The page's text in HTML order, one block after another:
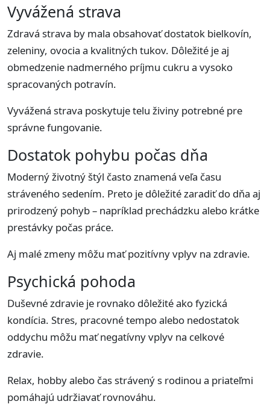
Vyvážená strava
Zdravá strava by mala obsahovať dostatok bielkovín,
zeleniny, ovocia a kvalitných tukov. Dôležité je aj
obmedzenie nadmerného príjmu cukru a vysoko
spracovaných potravín.
Vyvážená strava poskytuje telu živiny potrebné pre
správne fungovanie.
Dostatok pohybu počas dňa
Moderný životný štýl často znamená veľa času
stráveného sedením. Preto je dôležité zaradiť do dňa aj
prirodzený pohyb – napríklad prechádzku alebo krátke
prestávky počas práce.
Aj malé zmeny môžu mať pozitívny vplyv na zdravie.
Psychická pohoda
Duševné zdravie je rovnako dôležité ako fyzická
kondícia. Stres, pracovné tempo alebo nedostatok
oddychu môžu mať negatívny vplyv na celkové
zdravie.
Relax, hobby alebo čas strávený s rodinou a priateľmi
pomáhajú udržiavať rovnováhu.